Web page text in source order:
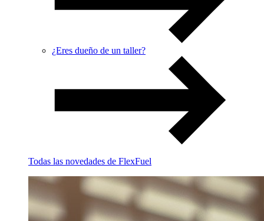
¿Eres dueño de un taller?
Todas las novedades de FlexFuel